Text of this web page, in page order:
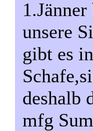
unsere
gibt es
deshalb
mfg